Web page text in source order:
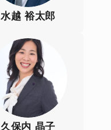
水越 裕太郎
久保内 晶子